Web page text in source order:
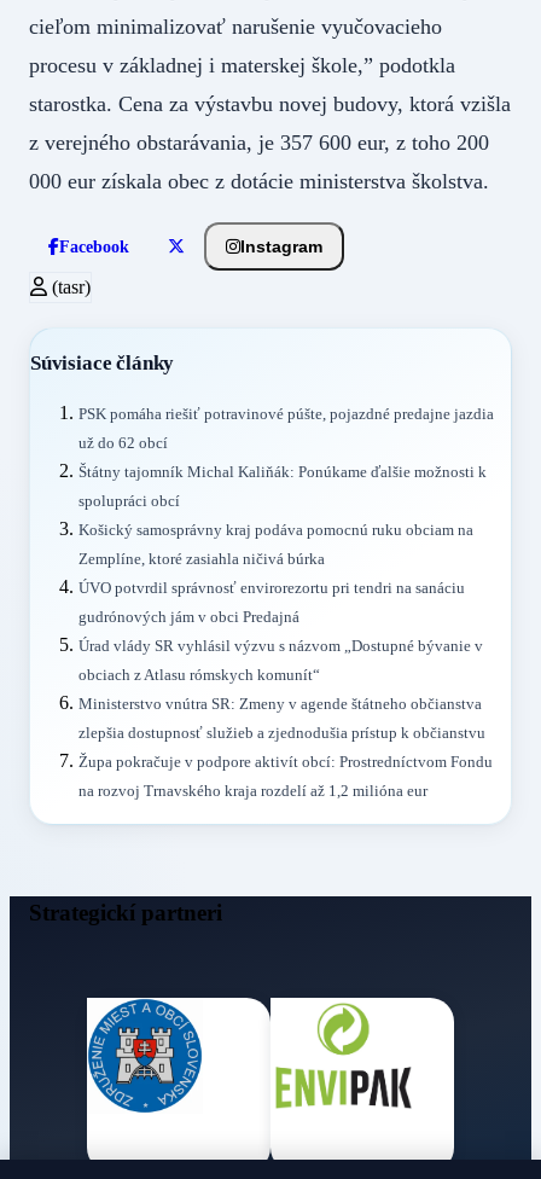
cieľom minimalizovať narušenie vyučovacieho
procesu v základnej i materskej škole,” podotkla
starostka. Cena za výstavbu novej budovy, ktorá vzišla
z verejného obstarávania, je 357 600 eur, z toho 200
000 eur získala obec z dotácie ministerstva školstva.
Facebook Instagram
(tasr)
Súvisiace články
PSK pomáha riešiť potravinové púšte, pojazdné predajne jazdia
už do 62 obcí
Štátny tajomník Michal Kaliňák: Ponúkame ďalšie možnosti k
spolupráci obcí
Košický samosprávny kraj podáva pomocnú ruku obciam na
Zemplíne, ktoré zasiahla ničivá búrka
ÚVO potvrdil správnosť envirorezortu pri tendri na sanáciu
gudrónových jám v obci Predajná
Úrad vlády SR vyhlásil výzvu s názvom „Dostupné bývanie v
obciach z Atlasu rómskych komunít“
Ministerstvo vnútra SR: Zmeny v agende štátneho občianstva
zlepšia dostupnosť služieb a zjednodušia prístup k občianstvu
Župa pokračuje v podpore aktivít obcí: Prostredníctvom Fondu
na rozvoj Trnavského kraja rozdelí až 1,2 milióna eur
Strategickí partneri